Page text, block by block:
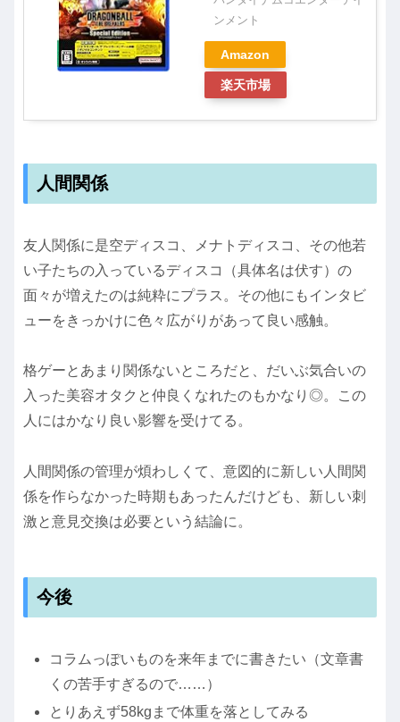
ンメント
Amazon
楽天市場
人間関係
友人関係に是空ディスコ、メナトディスコ、その他若
い子たちの入っているディスコ（具体名は伏す）の
面々が増えたのは純粋にプラス。その他にもインタビ
ューをきっかけに色々広がりがあって良い感触。
格ゲーとあまり関係ないところだと、だいぶ気合いの
入った美容オタクと仲良くなれたのもかなり◎。この
人にはかなり良い影響を受けてる。
人間関係の管理が煩わしくて、意図的に新しい人間関
係を作らなかった時期もあったんだけども、新しい刺
激と意見交換は必要という結論に。
今後
コラムっぽいものを来年までに書きたい（文章書
くの苦手すぎるので……）
とりあえず58kgまで体重を落としてみる